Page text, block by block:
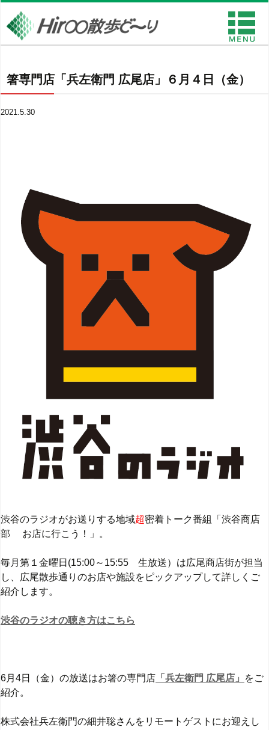
箸専門店「兵左衛門 広尾店」６月４日（金）
2021.5.30
渋谷のラジオがお送りする地域超密着トーク番組「渋谷商店
部 お店に行こう！」。
毎月第１金曜日(15:00～15:55 生放送）は広尾商店街が担当
し、広尾散歩通りのお店や施設をピックアップして詳しくご
紹介します。
渋谷のラジオの聴き方はこちら
6月4日（金）の放送はお箸の専門店 「兵左衛門 広尾店」
をご
紹介。
株式会社兵左衛門の細井聡さんをリモートゲストにお迎えし